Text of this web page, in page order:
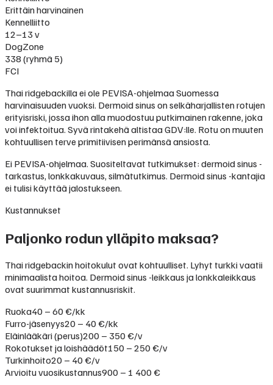
Erittäin harvinainen
Kennelliitto
12–13 v
DogZone
338 (ryhmä 5)
FCI
Thai ridgebackilla ei ole PEVISA-ohjelmaa Suomessa
harvinaisuuden vuoksi. Dermoid sinus on selkäharjallisten rotujen
erityisriski, jossa ihon alla muodostuu putkimainen rakenne, joka
voi infektoitua. Syvä rintakehä altistaa GDV:lle. Rotu on muuten
kohtuullisen terve primitiivisen perimänsä ansiosta.
Ei PEVISA-ohjelmaa. Suositeltavat tutkimukset: dermoid sinus -
tarkastus, lonkkakuvaus, silmätutkimus. Dermoid sinus -kantajia
ei tulisi käyttää jalostukseen.
Kustannukset
Paljonko rodun ylläpito maksaa?
Thai ridgebackin hoitokulut ovat kohtuulliset. Lyhyt turkki vaatii
minimaalista hoitoa. Dermoid sinus -leikkaus ja lonkkaleikkaus
ovat suurimmat kustannusriskit.
Ruoka40 – 60 €/kk
Furro-jäsenyys20 – 40 €/kk
Eläinlääkäri (perus)200 – 350 €/v
Rokotukset ja loishäädöt150 – 250 €/v
Turkinhoito20 – 40 €/v
Arvioitu vuosikustannus900 – 1 400 €